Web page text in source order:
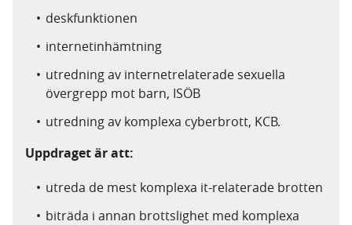
deskfunktionen
internetinhämtning
utredning av internetrelaterade sexuella
övergrepp mot barn, ISÖB
utredning av komplexa cyberbrott, KCB.
Uppdraget är att:
utreda de mest komplexa it-relaterade brotten
biträda i annan brottslighet med komplexa